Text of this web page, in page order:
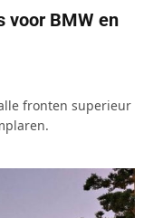
voor BMW en
fronten superieur